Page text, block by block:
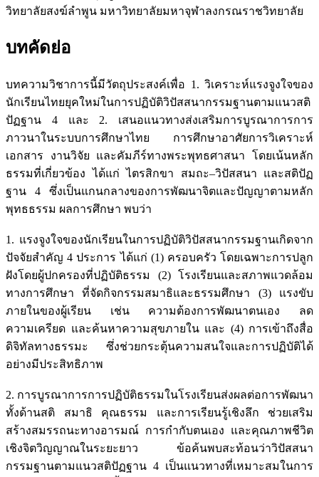
วิทยาลัยสงฆ์ลำพูน มหาวิทยาลัยมหาจุฬาลงกรณราชวิทยาลัย
บทคัดย่อ
บทความวิชาการนี้มีวัตถุประสงค์เพื่อ 1. วิเคราะห์แรงจูงใจของ
นักเรียนไทยยุคใหม่ในการปฏิบัติวิปัสสนากรรมฐานตามแนวสติ
ปัฏฐาน 4 และ 2. เสนอแนวทางส่งเสริมการบูรณาการการ
ภาวนาในระบบการศึกษาไทย การศึกษาอาศัยการวิเคราะห์
เอกสาร งานวิจัย และคัมภีร์ทางพระพุทธศาสนา โดยเน้นหลัก
ธรรมที่เกี่ยวข้อง ได้แก่ ไตรสิกขา สมถะ–วิปัสสนา และสติปัฏ
ฐาน 4 ซึ่งเป็นแกนกลางของการพัฒนาจิตและปัญญาตามหลัก
พุทธธรรม ผลการศึกษา พบว่า
1. แรงจูงใจของนักเรียนในการปฏิบัติวิปัสสนากรรมฐานเกิดจาก
ปัจจัยสำคัญ 4 ประการ ได้แก่ (1) ครอบครัว โดยเฉพาะการปลูก
ฝังโดยผู้ปกครองที่ปฏิบัติธรรม (2) โรงเรียนและสภาพแวดล้อม
ทางการศึกษา ที่จัดกิจกรรมสมาธิและธรรมศึกษา (3) แรงขับ
ภายในของผู้เรียน เช่น ความต้องการพัฒนาตนเอง ลด
ความเครียด และค้นหาความสุขภายใน และ (4) การเข้าถึงสื่อ
ดิจิทัลทางธรรมะ ซึ่งช่วยกระตุ้นความสนใจและการปฏิบัติได้
อย่างมีประสิทธิภาพ
2. การบูรณาการการปฏิบัติธรรมในโรงเรียนส่งผลต่อการพัฒนา
ทั้งด้านสติ สมาธิ คุณธรรม และการเรียนรู้เชิงลึก ช่วยเสริม
สร้างสมรรถนะทางอารมณ์ การกำกับตนเอง และคุณภาพชีวิต
เชิงจิตวิญญาณในระยะยาว ข้อค้นพบสะท้อนว่าวิปัสสนา
กรรมฐานตามแนวสติปัฏฐาน 4 เป็นแนวทางที่เหมาะสมในการ